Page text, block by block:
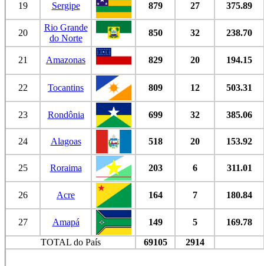
19 Sergipe 879 27 375.89
20
Rio Grande
do Norte
850 32 238.70
21 Amazonas 829 20 194.15
22 Tocantins 809 12 503.31
23 Rondônia 699 32 385.06
24 Alagoas 518 20 153.92
25 Roraima 203 6 311.01
26 Acre 164 7 180.84
27 Amapá 149 5
169.78
TOTAL do País
69105 2914